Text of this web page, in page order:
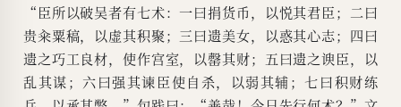
“臣所以破吴者有七术：一曰捐货币，以悦其君臣；二曰
贵籴粟稿，以虚其积聚；三曰遗美女，以惑其心志；四曰
遗之巧工良材，使作宫室，以罄其财；五曰遗之谀臣，以
乱其谋；六曰强其谏臣使自杀，以弱其辅；七曰积财练